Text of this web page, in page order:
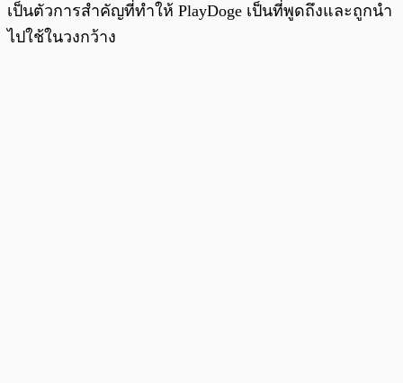
เป็นตัวการสำคัญที่ทำให้ PlayDoge เป็นที่พูดถึงและถูกนำ
ไปใช้ในวงกว้าง